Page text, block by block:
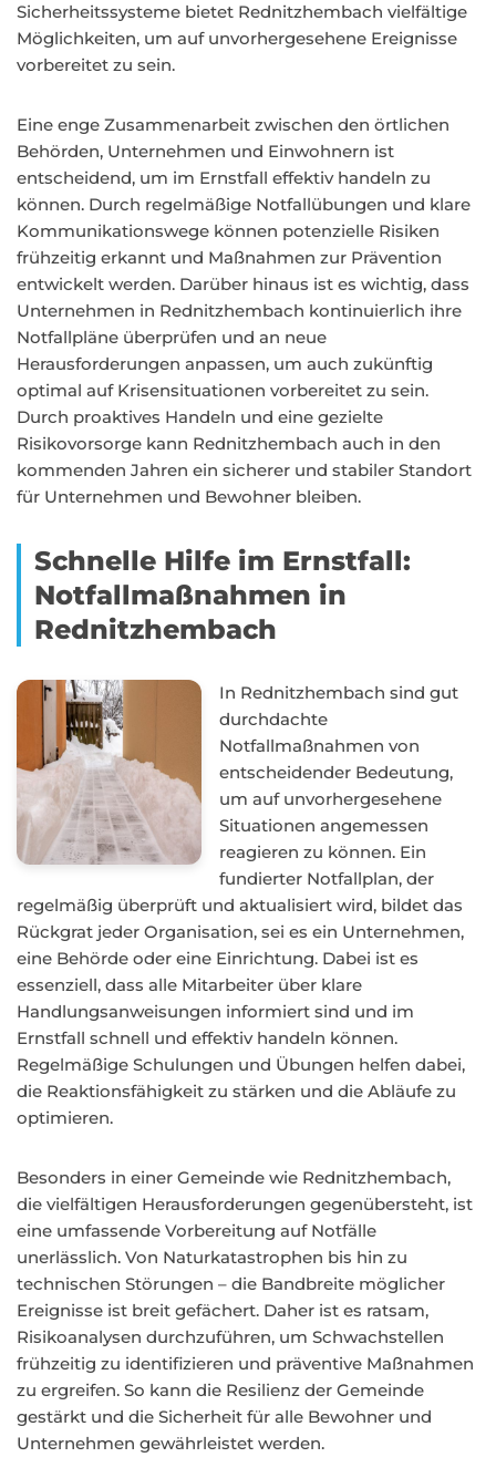
Sicherheitssysteme bietet Rednitzhembach vielfältige
Möglichkeiten, um auf unvorhergesehene Ereignisse
vorbereitet zu sein.
Eine enge Zusammenarbeit zwischen den örtlichen
Behörden, Unternehmen und Einwohnern ist
entscheidend, um im Ernstfall effektiv handeln zu
können. Durch regelmäßige Notfallübungen und klare
Kommunikationswege können potenzielle Risiken
frühzeitig erkannt und Maßnahmen zur Prävention
entwickelt werden. Darüber hinaus ist es wichtig, dass
Unternehmen in Rednitzhembach kontinuierlich ihre
Notfallpläne überprüfen und an neue
Herausforderungen anpassen, um auch zukünftig
optimal auf Krisensituationen vorbereitet zu sein.
Durch proaktives Handeln und eine gezielte
Risikovorsorge kann Rednitzhembach auch in den
kommenden Jahren ein sicherer und stabiler Standort
für Unternehmen und Bewohner bleiben.
Schnelle Hilfe im Ernstfall:
Notfallmaßnahmen in
Rednitzhembach
In Rednitzhembach sind gut
durchdachte
Notfallmaßnahmen von
entscheidender Bedeutung,
um auf unvorhergesehene
Situationen angemessen
reagieren zu können. Ein
fundierter Notfallplan, der
regelmäßig überprüft und aktualisiert wird, bildet das
Rückgrat jeder Organisation, sei es ein Unternehmen,
eine Behörde oder eine Einrichtung. Dabei ist es
essenziell, dass alle Mitarbeiter über klare
Handlungsanweisungen informiert sind und im
Ernstfall schnell und effektiv handeln können.
Regelmäßige Schulungen und Übungen helfen dabei,
die Reaktionsfähigkeit zu stärken und die Abläufe zu
optimieren.
Besonders in einer Gemeinde wie Rednitzhembach,
die vielfältigen Herausforderungen gegenübersteht, ist
eine umfassende Vorbereitung auf Notfälle
unerlässlich. Von Naturkatastrophen bis hin zu
technischen Störungen – die Bandbreite möglicher
Ereignisse ist breit gefächert. Daher ist es ratsam,
Risikoanalysen durchzuführen, um Schwachstellen
frühzeitig zu identifizieren und präventive Maßnahmen
zu ergreifen. So kann die Resilienz der Gemeinde
gestärkt und die Sicherheit für alle Bewohner und
Unternehmen gewährleistet werden.